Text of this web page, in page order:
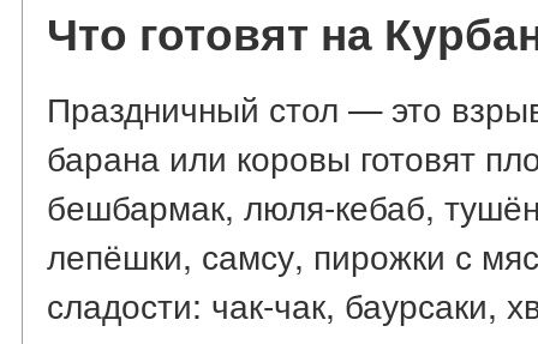
Что готовят на
Праздничный стол — это
барана или коровы готовят
бешбармак, люля-кебаб,
лепёшки, самсу, пирожки с
сладости: чак-чак, баурсаки,